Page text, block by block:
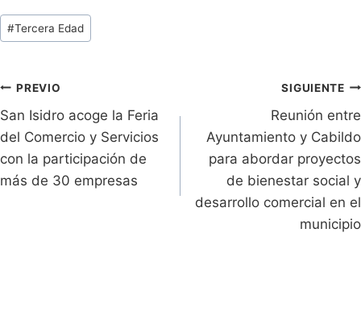
tF
ri
dl
y
k
p
Tags
de
#Tercera Edad
Navegación
de
entradas
PREVIO
San Isidro acoge la Feria
del Comercio y Servicios
con la participación de
más de 30 empresas
SIGUIENTE
Reunión entre
Ayuntamiento y Cabildo
para abordar proyectos
de bienestar social y
desarrollo comercial en el
municipio